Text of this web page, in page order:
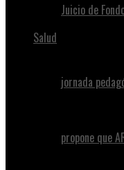
Juicio de
Salud
jornada
propone que